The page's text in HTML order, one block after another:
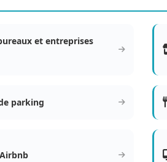
et entreprises
parking